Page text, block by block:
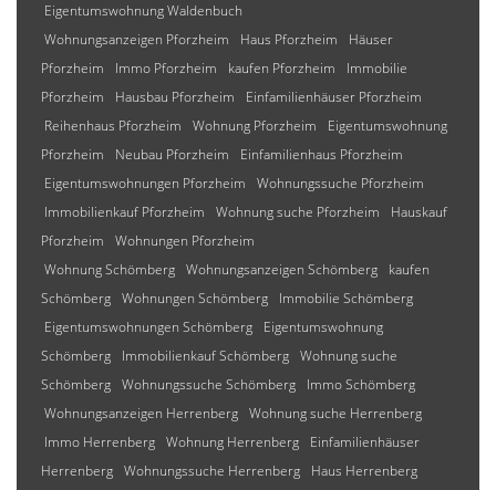
Eigentumswohnung Waldenbuch
Wohnungsanzeigen Pforzheim
Haus Pforzheim
Häuser
Pforzheim
Immo Pforzheim kaufen Pforzheim
Immobilie
Pforzheim
Hausbau Pforzheim
Einfamilienhäuser Pforzheim
Reihenhaus Pforzheim
Wohnung Pforzheim
Eigentumswohnung
Pforzheim
Neubau Pforzheim
Einfamilienhaus Pforzheim
Eigentumswohnungen Pforzheim
Wohnungssuche Pforzheim
Immobilienkauf Pforzheim
Wohnung suche Pforzheim
Hauskauf
Pforzheim
Wohnungen Pforzheim
Wohnung Schömberg Wohnungsanzeigen Schömberg
kaufen
Schömberg Wohnungen Schömberg
Immobilie Schömberg
Eigentumswohnungen Schömberg
Eigentumswohnung
Schömberg
Immobilienkauf Schömberg Wohnung suche
Schömberg Wohnungssuche Schömberg
Immo Schömberg
Wohnungsanzeigen Herrenberg Wohnung suche Herrenberg
Immo Herrenberg Wohnung Herrenberg
Einfamilienhäuser
Herrenberg Wohnungssuche Herrenberg
Haus Herrenberg